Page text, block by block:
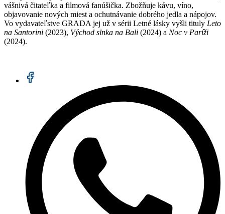
vášnivá čitateľka a filmová fanúšička. Zbožňuje kávu, víno,
objavovanie nových miest a ochutnávanie dobrého jedla a nápojov.
Vo vydavateľstve GRADA jej už v sérii Letné lásky vyšli tituly Leto
na Santorini (2023), Východ slnka na Bali (2024) a Noc v Paríži
(2024).